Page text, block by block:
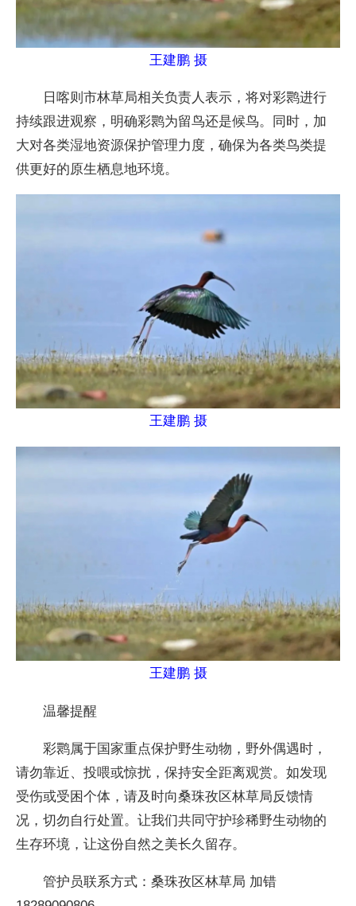
王建鹏 摄
日喀则市林草局相关负责人表示，将对彩鹮进行
持续跟进观察，明确彩鹮为留鸟还是候鸟。同时，加
大对各类湿地资源保护管理力度，确保为各类鸟类提
供更好的原生栖息地环境。
王建鹏 摄
王建鹏 摄
温馨提醒
彩鹮属于国家重点保护野生动物，野外偶遇时，
请勿靠近、投喂或惊扰，保持安全距离观赏。如发现
受伤或受困个体，请及时向桑珠孜区林草局反馈情
况，切勿自行处置。让我们共同守护珍稀野生动物的
生存环境，让这份自然之美长久留存。
管护员联系方式：桑珠孜区林草局 加错